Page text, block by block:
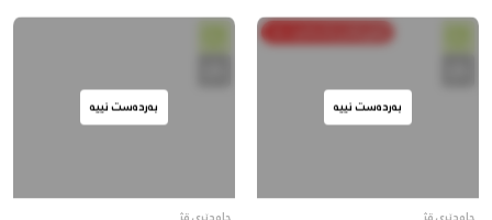
بەردەست نییە بەردەست نییە